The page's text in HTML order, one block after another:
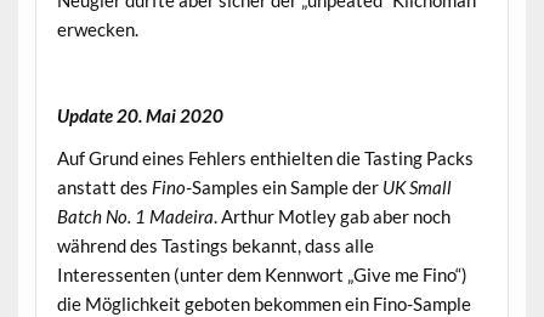
erwecken.
Update 20. Mai 2020
Auf Grund eines Fehlers enthielten die Tasting Packs
anstatt des Fino-Samples ein Sample der UK Small
Batch No. 1 Madeira. Arthur Motley gab aber noch
während des Tastings bekannt, dass alle
Interessenten (unter dem Kennwort „Give me Fino“)
die Möglichkeit geboten bekommen ein Fino-Sample